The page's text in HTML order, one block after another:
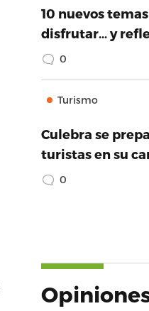
10 nuevos
disfrutar… y
0
Turismo
Culebra se
turistas en su
0